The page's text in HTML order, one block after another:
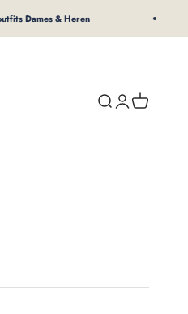
Dames & Heren
ZoekenInloggen